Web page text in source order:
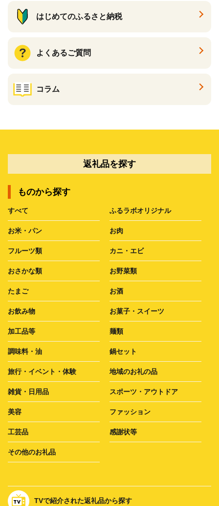
はじめてのふるさと納税
よくあるご質問
コラム
返礼品を探す
ものから探す
すべて ふるラボオリジナル
お米・パン お肉
フルーツ類 カニ・エビ
おさかな類 お野菜類
たまご お酒
お飲み物 お菓子・スイーツ
加工品等 麺類
調味料・油 鍋セット
旅行・イベント・体験 地域のお礼の品
雑貨・日用品 スポーツ・アウトドア
美容 ファッション
工芸品 感謝状等
その他のお礼品
TVで紹介された返礼品から探す